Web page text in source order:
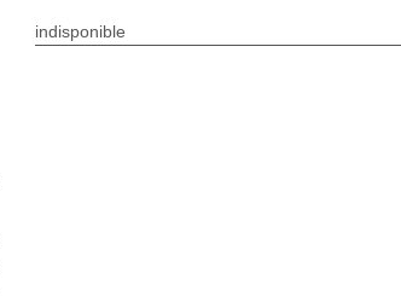
indisponible